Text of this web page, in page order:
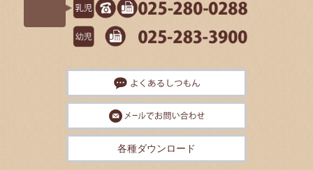
各種ダウンロード